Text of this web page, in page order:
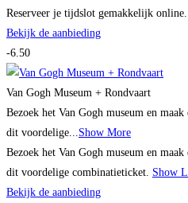
Reserveer je tijdslot gemakkelijk online.
Bekijk de aanbieding
-6.50
Van Gogh Museum + Rondvaart
Bezoek het Van Gogh museum en
dit voordelige... Show More
Bezoek het Van Gogh museum en
dit voordelige combinatieticket. Show
Bekijk de aanbieding